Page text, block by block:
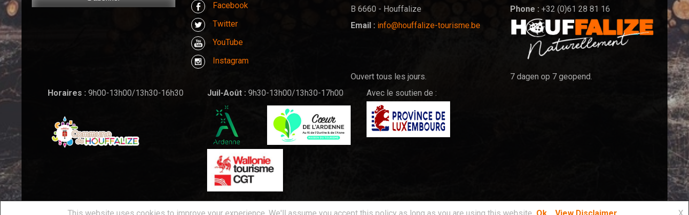
Facebook
Twitter
YouTube
Instagram
B 6660 - Houffalize
Phone : +32 (0)61 28 81 16
Email : info@houffalize-tourisme.be
Ouvert tous les jours.
7 dagen op 7 geopend.
Horaires : 9h00-13h00/13h30-16h30 Juil-Août : 9h30-13h00/13h30-17h00 Avec le soutien de :